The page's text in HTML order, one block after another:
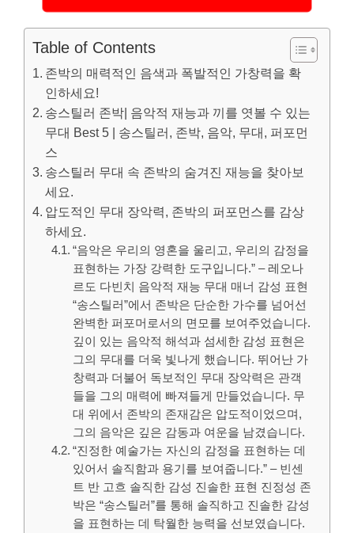
Table of Contents
존박의 매력적인 음색과 폭발적인 가창력을 확
인하세요!
송스틸러 존박| 음악적 재능과 끼를 엿볼 수 있는
무대 Best 5 | 송스틸러, 존박, 음악, 무대, 퍼포먼
스
송스틸러 무대 속 존박의 숨겨진 재능을 찾아보
세요.
압도적인 무대 장악력, 존박의 퍼포먼스를 감상
하세요.
“음악은 우리의 영혼을 울리고, 우리의 감정을
표현하는 가장 강력한 도구입니다.” – 레오나
르도 다빈치 음악적 재능 무대 매너 감성 표현
“송스틸러”에서 존박은 단순한 가수를 넘어선
완벽한 퍼포머로서의 면모를 보여주었습니다.
깊이 있는 음악적 해석과 섬세한 감성 표현은
그의 무대를 더욱 빛나게 했습니다. 뛰어난 가
창력과 더불어 독보적인 무대 장악력은 관객
들을 그의 매력에 빠져들게 만들었습니다. 무
대 위에서 존박의 존재감은 압도적이었으며,
그의 음악은 깊은 감동과 여운을 남겼습니다.
“진정한 예술가는 자신의 감정을 표현하는 데
있어서 솔직함과 용기를 보여줍니다.” – 빈센
트 반 고흐 솔직한 감성 진솔한 표현 진정성 존
박은 “송스틸러”를 통해 솔직하고 진솔한 감성
을 표현하는 데 탁월한 능력을 선보였습니다.